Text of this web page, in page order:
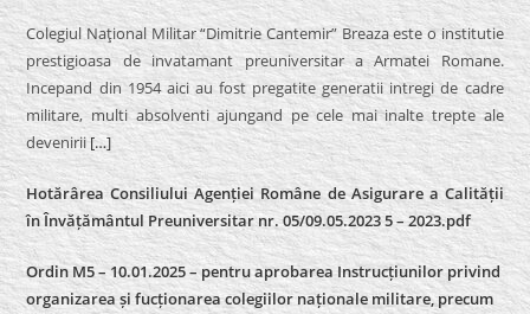
Colegiul Naţional Militar “Dimitrie Cantemir” Breaza este o institutie
prestigioasa de invatamant preuniversitar a Armatei Romane.
Incepand din 1954 aici au fost pregatite generatii intregi de cadre
militare, multi absolventi ajungand pe cele mai inalte trepte ale
devenirii[…]
Hotărârea Consiliului Agenției Române de Asigurare a Calității
în Învățământul Preuniversitar nr. 05/09.05.2023 5 – 2023.pdf
Ordin M5 – 10.01.2025 – pentru aprobarea Instrucțiunilor privind
organizarea și fucționarea colegiilor naționale militare, precum